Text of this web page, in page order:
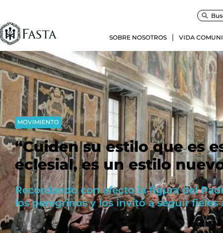
SOBRE NOSOTROS VIDA
MOVIMIENTO
“Cuiden su estilo que es
eclesial, es un estilo
Recordando con afecto la figura del
los peregrinos y los invitó a seguir fieles